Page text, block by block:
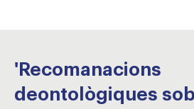
'Recomanacions
deontològiques